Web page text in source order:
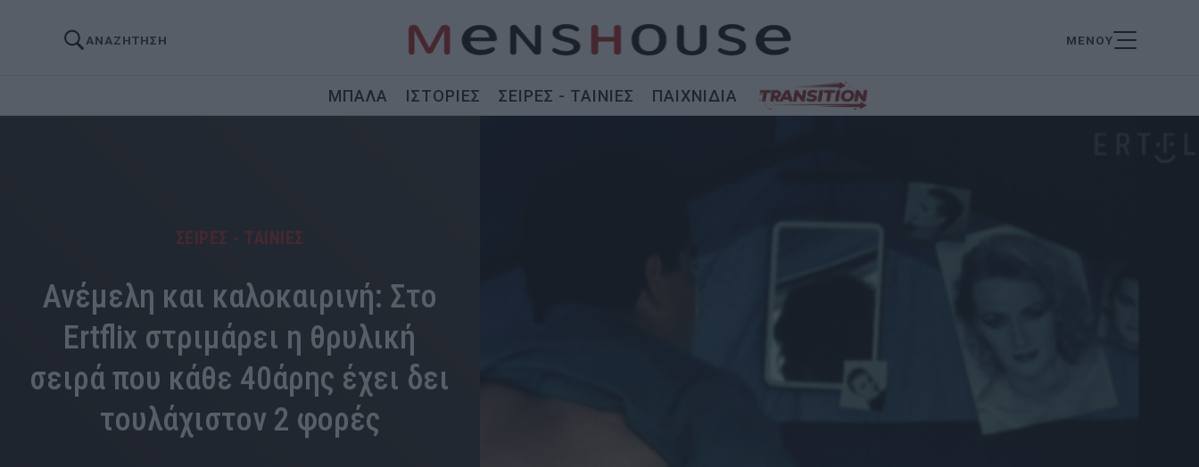
ΑΝΑΖΗΤΗΣΗ ΜΕΝΟΥ
ΜΠΑΛΑ ΙΣΤΟΡΙΕΣ ΣΕΙΡΕΣ - ΤΑΙΝΙΕΣ ΠΑΙΧΝΙΔΙΑ
ΣΕΙΡΕΣ - ΤΑΙΝΙΕΣ
Ανέμελη και καλοκαιρινή: Στο
Ertflix στριμάρει η θρυλική
σειρά που κάθε 40άρης έχει δει
τουλάχιστον 2 φορές